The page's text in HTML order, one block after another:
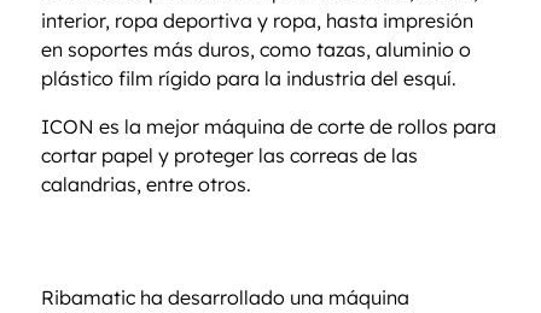
interior, ropa deportiva y ropa, hasta impresión
en soportes más duros, como tazas, aluminio o
plástico film rígido para la industria del esquí.
ICON es la mejor máquina de corte de rollos para
cortar papel y proteger las correas de las
calandrias, entre otros.
Ribamatic ha desarrollado una máquina